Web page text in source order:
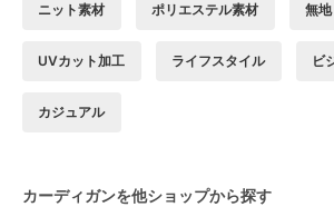
ニット素材 ポリエステル素材 無地
UVカット加工 ライフスタイル ビ
カジュアル
カーディガンを他ショップから探す